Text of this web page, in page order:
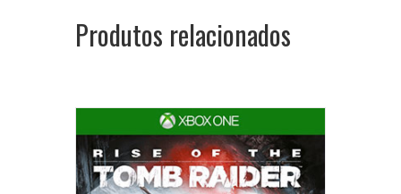
Produtos relacionados